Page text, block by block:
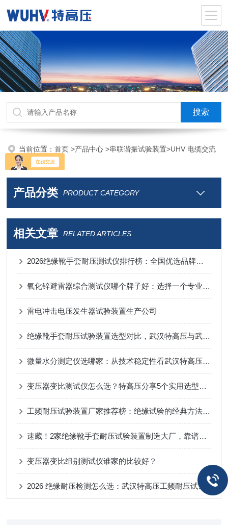
当前位置：首页>产品中心>串联谐振试验装置>UHV 电缆交流
耐压串联谐振
产品分类 PRODUCT CATEGORY
相关文章 RELATED ARTICLES
2026绝缘靴手套耐压测试仪排行榜：全国优选品牌与选购全攻略
氧化锌避雷器综合测试仪哪个牌子好：选择一个专业测试仪品牌的多重考量
雷电冲击电压发生器试验装置生产公司
绝缘靴手套耐压试验装置选型对比，武汉特高压与武汉承试工况解析
微量水分测定仪选哪家：从技术稳定性看武汉特高压的实践
变压器变比测试仪怎么选？特高压分享5个实用选型要点，精准测量不踩坑！
工频耐压试验装置厂家推荐榜：绝缘试验的经典方法，多种实现形式
速藏！2家绝缘靴手套耐压试验装置制造大厂，靠谱到不用挑！
变压器变比组别测试仪谁家的比较好？
2026 绝缘耐压检测怎么选：武汉特高压工频耐压试验设备优势解析